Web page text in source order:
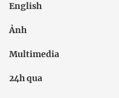
English
Ảnh
Multimedia
24h qua